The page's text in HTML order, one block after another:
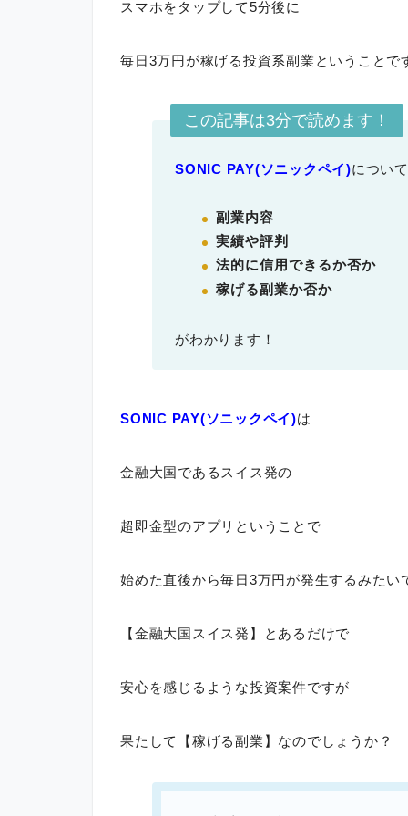
スマホをタップして5分後に
毎日3万円が稼げる投資系副業ということで
この記事は3分で読めます！
SONIC PAY(ソニックペイ)について
副業内容
実績や評判
法的に信用できるか否か
稼げる副業か否か
がわかります！
SONIC PAY(ソニックペイ)は
金融大国であるスイス発の
超即金型のアプリということで
始めた直後から毎日3万円が発生するみたい
【金融大国スイス発】とあるだけで
安心を感じるような投資案件ですが
果たして【稼げる副業】なのでしょうか？